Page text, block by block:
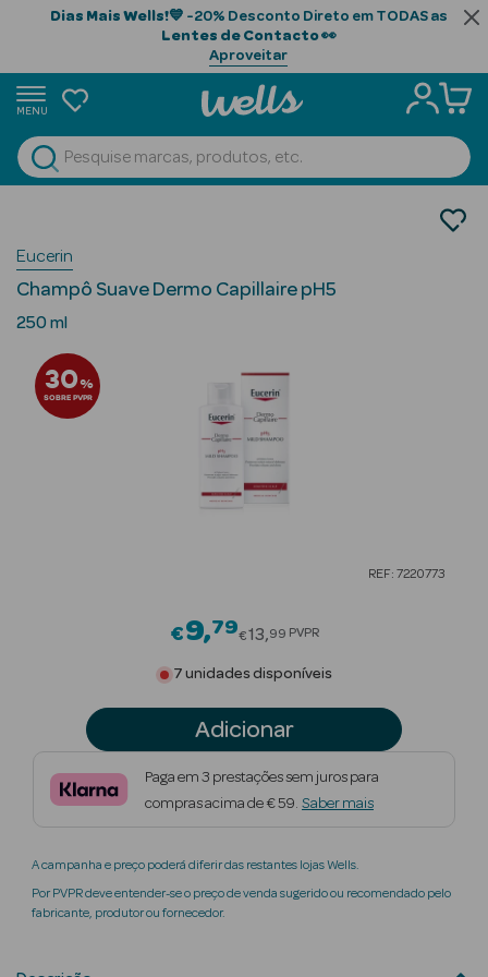
Dias Mais Wells!💙 -20% Desconto Direto em TODAS as
Lentes de Contacto👀
Aproveitar
MENU
Ver Tudo
Beauty Season
Cabelo
Profissional
Beauty Season
Cosmética
Beauty Season
Beauty Season
Maquilhagem
Beauty Season
Perfumes
Champôs
Eucerin
Champô Suave Dermo Capillaire pH5
250 ml
30%
SOBRE PVPR
REF: 7220773
€9 79Price reduced from
€13 99 PVPR
7 unidades disponíveis
Adicionar
Paga em 3 prestações sem juros para
compras acima de € 59. Saber mais
A campanha e preço poderá diferir das restantes lojas Wells.
Por PVPR deve entender-se o preço de venda sugerido ou recomendado pelo
fabricante, produtor ou fornecedor.